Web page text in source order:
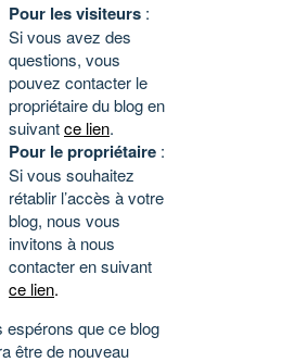
Pour les visiteurs :
Si vous avez des
questions, vous
pouvez contacter le
propriétaire du blog en
suivantce lien.
Pour le propriétaire :
Si vous souhaitez
rétablir l’accès à votre
blog, nous vous
invitons à nous
contacter en suivant
ce lien.
espérons que ce blog
être de nouveau